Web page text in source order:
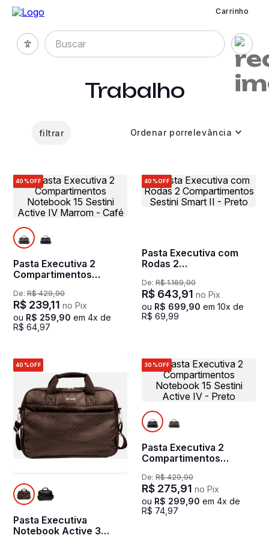
Carrinho
Buscar
Trabalho
filtrar Ordenar porrelevância
40%OFF
Pasta Executiva 2
Compartimentos
Active IV Marrom - Café
De: R$ 429,90
R$ 239,11 no Pix
ou R$ 259 90 em 4x de
R$ 64 97
40%OFF
Pasta Executiva com
Rodas 2
Smart II - Preto
De: R$ 1.169,90
R$ 643,91 no Pix
ou R$ 699 90 em 10x de
R$ 69 99
40%OFF
Pasta Executiva
Notebook Active 3
30%OFF
Pasta Executiva 2
Compartimentos
Active IV - Preto
De: R$ 429,90
R$ 275,91 no Pix
ou R$ 299 90 em 4x de
R$ 74 97